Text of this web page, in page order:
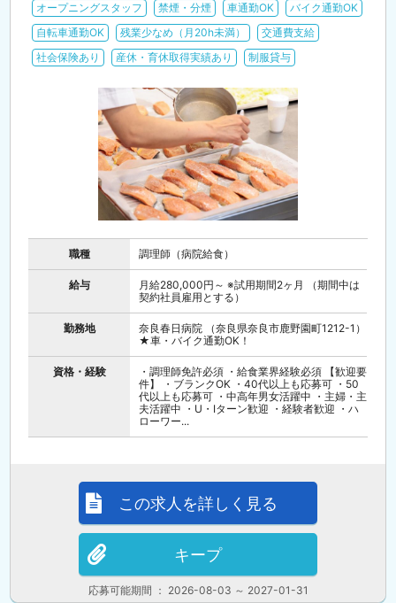
オープニングスタッフ
禁煙・分煙 車通勤OK
バイク通勤OK
自転車通勤OK
残業少なめ（月20h未満）
交通費支給
社会保険あり
産休・育休取得実績あり 制服貸与
職種 調理師（病院給食）
給与
月給280,000円～ ※試用期間2ヶ月 （期間中は
契約社員雇用とする）
勤務地
奈良春日病院 （奈良県奈良市鹿野園町1212-1）
★車・バイク通勤OK！
資格・経験
・調理師免許必須 ・給食業界経験必須 【歓迎要
件】 ・ブランクOK ・40代以上も応募可 ・50
代以上も応募可 ・中高年男女活躍中 ・主婦・主
夫活躍中 ・U・Iターン歓迎 ・経験者歓迎 ・ハ
ローワー...
応募可能期間 ： 2026-08-03 ～ 2027-01-31
この求人を詳しく見る
キープ